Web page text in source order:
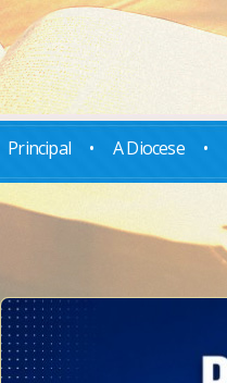
Principal • A Diocese •